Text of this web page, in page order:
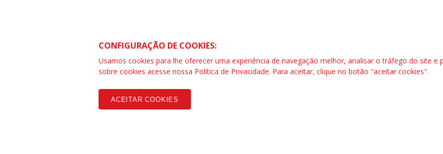
SCS Quadra 01 – Bloco “I” Ed. Central, 6º andar. Salas 603 a 606 |CEP: 70.304-900
Asa Sul – Brasília – DF
Telefone (61) 3032-8857 | www.contrafbrasil.org.br| secgeral@fetraf.org.br
SAC: 0800 04209 13
CONFIGURAÇÃO DE COOKIES:
Usamos cookies para lhe oferecer uma experiência de navegação melhor, analisar o tráfego do site e
sobre cookies acesse nossa Política de Privacidade. Para aceitar, clique no botão "aceitar cookies".
ACEITAR COOKIES